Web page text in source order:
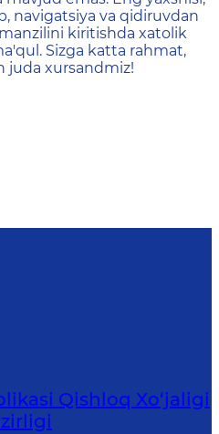
navigatsiya va qidiruvdan
kiritishda xatolik
Sizga katta rahmat,
juda xursandmiz!
Qishloq Хo‘jаligi